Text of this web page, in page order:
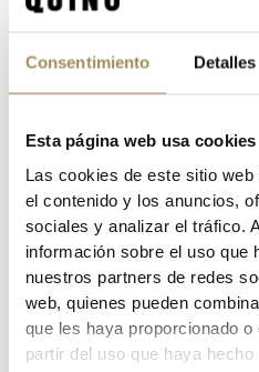
Consentimiento Detalles
Esta página web usa cookies
Las cookies de este sitio
el contenido y los anuncios,
sociales y analizar el tráfico.
información sobre el uso que
nuestros partners de redes
web, quienes pueden
que les haya proporcionado
partir del uso que haya
JUEGO RUEDAS MAVIC COSMIC SL
1.499,00 €
MOSTRANDO 1-3 DE